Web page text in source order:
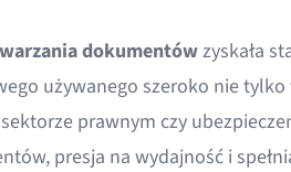
dokumentówzyskała
używanego szeroko nie tylko
prawnym czy
presja na wydajność i